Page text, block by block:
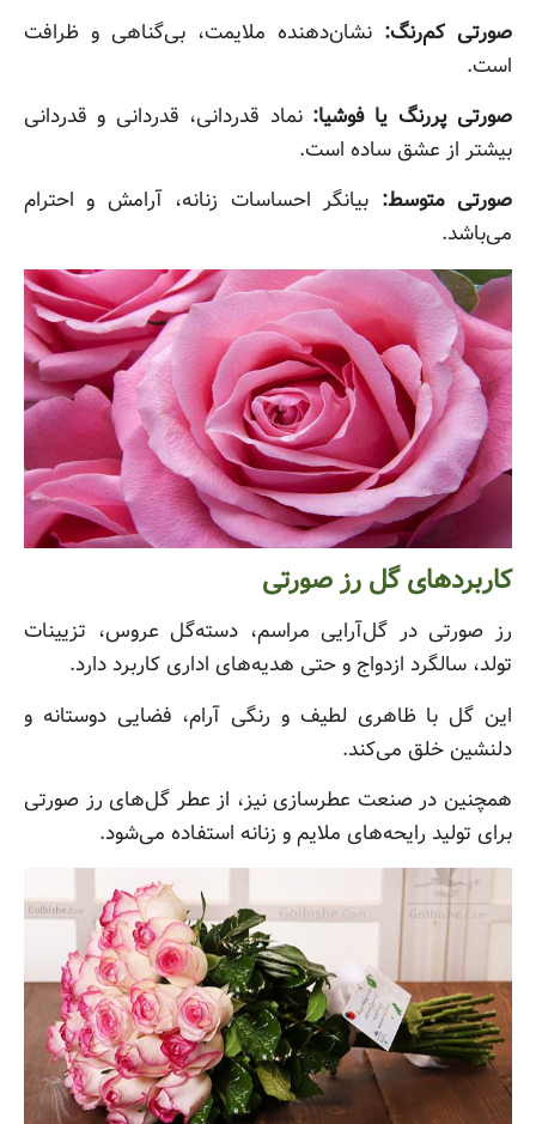
صورتی کم‌رنگ: نشان‌دهنده ملایمت، بی‌گناهی و ظرافت
است.
صورتی پررنگ یا فوشیا: نماد قدردانی، قدردانی و قدردانی
بیشتر از عشق ساده است.
صورتی متوسط: بیانگر احساسات زنانه، آرامش و احترام
می‌باشد.
کاربردهای گل رز صورتی
رز صورتی در گل‌آرایی مراسم‌، دسته‌گل عروس، تزیینات
تولد، سالگرد ازدواج و حتی هدیه‌های اداری کاربرد دارد.
این گل با ظاهری لطیف و رنگی آرام، فضایی دوستانه و
دلنشین خلق می‌کند.
همچنین در صنعت عطرسازی نیز، از عطر گل‌های رز صورتی
برای تولید رایحه‌های ملایم و زنانه استفاده می‌شود.